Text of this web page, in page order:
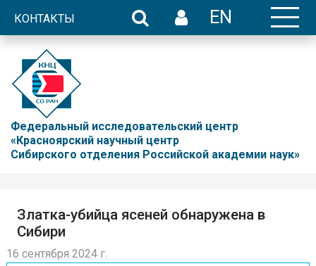
КОНТАКТЫ EN
Федеральный исследовательский центр
«Красноярский научный центр
Сибирского отделения Российской академии наук»
Златка-убийца ясеней обнаружена в
Сибири
16 сентября 2024 г.